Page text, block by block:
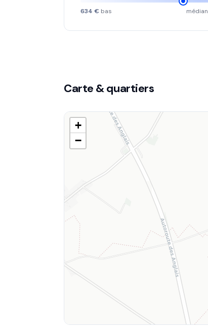
634 € bas médian
Carte & quartiers
+
−